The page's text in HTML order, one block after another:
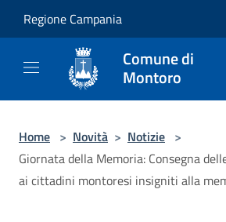
Regione Campania
Comune di
Montoro
Home > Novità > Notizie >
Giornata della Memoria: Consegna
ai cittadini montoresi insigniti alla